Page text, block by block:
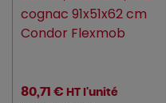
80,71 € HT l'unité